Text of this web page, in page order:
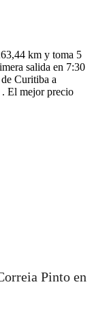
km y toma 5
salida en 7:30
Curitiba a
El mejor precio
Pinto en